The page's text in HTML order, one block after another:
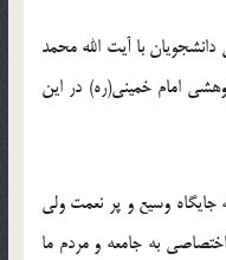
با آیت‏ الله محمد
امام خمینی(ره) در این
جایگاه وسیع و پر نعمت ولی
به جامعه و مردم ما